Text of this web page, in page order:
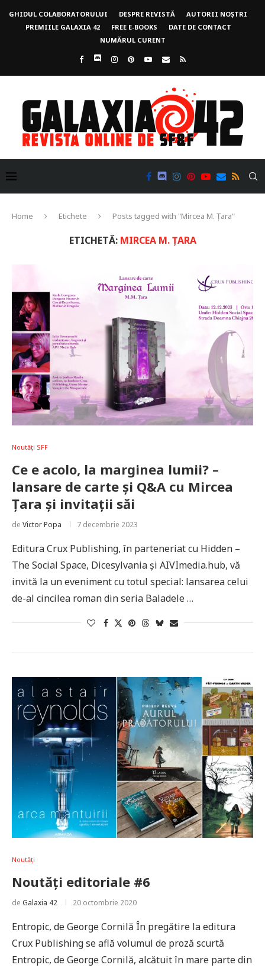
GHIDUL COLABORATORULUI DESPRE REVISTĂ
AUTORII NOȘTRI
PREMIILE GALAXIA 42
FREE E-BOOKS
DATE DE CONTACT
NUMĂRUL CURENT
Home Etichete Posts tagged with "Mircea M. Țara"
ETICHETĂ: MIRCEA M. ȚARA
Noutăți SFF
Ce e acolo, la marginea lumii? –
lansare de carte și Q&A cu Mircea
Țara și invitații săi
de Victor Popa 7 decembrie 2023
Editura Crux Publishing, în parteneriat cu Hidden –
The Social Space, Dicesylvania și AIVImedia.hub, vă
invită la un eveniment cu totul special: lansarea celui
de-al cincilea roman din seria Baladele …
Noutăți
Noutăți editoriale #6
de Galaxia 42 20 octombrie 2020
Entropic, de George Cornilă În pregătire la editura
Crux Publishing se află volumul de proză scurtă
Entropic, de George Cornilă, alcătuit în mare parte din